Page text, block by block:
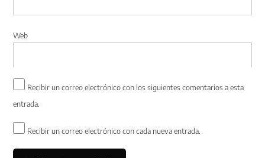
Web
Recibir un correo electrónico con los siguientes comentarios a esta
entrada.
Recibir un correo electrónico con cada nueva entrada.